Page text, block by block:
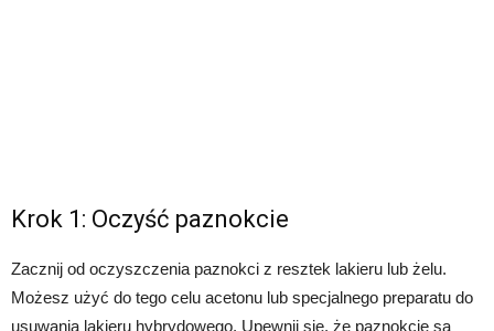
Krok 1: Oczyść paznokcie
Zacznij od oczyszczenia paznokci z resztek lakieru lub żelu.
Możesz użyć do tego celu acetonu lub specjalnego preparatu do
usuwania lakieru hybrydowego. Upewnij się, że paznokcie są